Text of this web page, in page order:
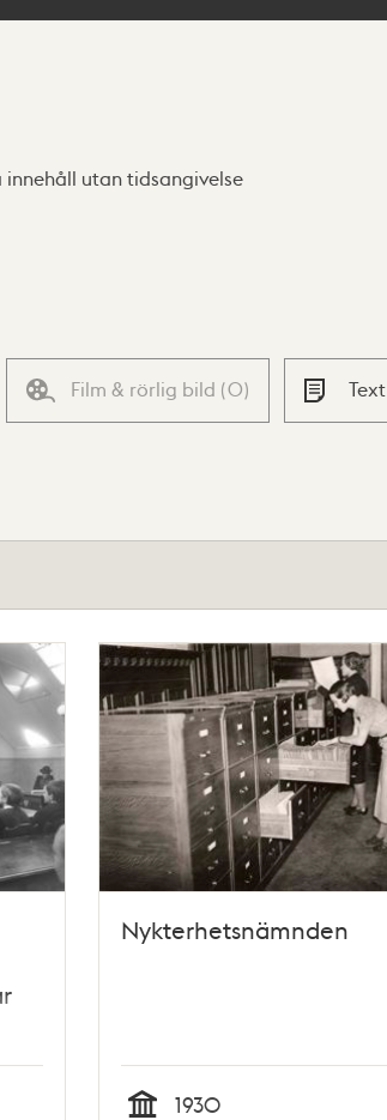
innehåll utan tidsangivelse
Film & rörlig bild (0) Text
Nykterhetsnämnden
1930